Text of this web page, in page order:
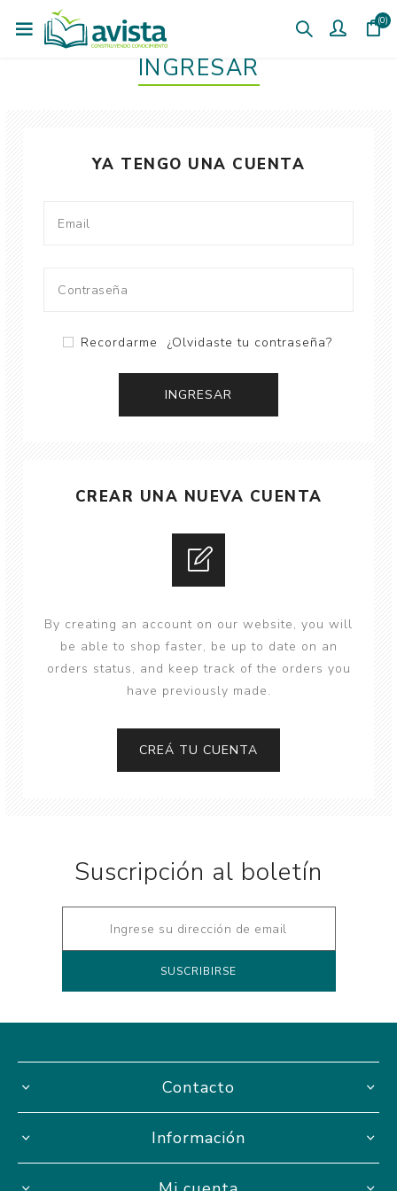
(0)
INGRESAR
YA TENGO UNA CUENTA
Recordarme ¿Olvidaste tu contraseña?
CREAR UNA NUEVA CUENTA
By creating an account on our website, you will
be able to shop faster, be up to date on an
orders status, and keep track of the orders you
have previously made.
Suscripción al boletín
Contacto
Información